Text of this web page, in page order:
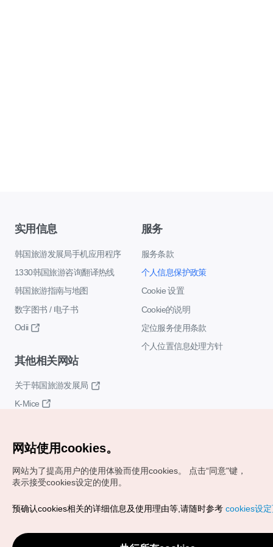
实用信息
韩国旅游发展局手机应用程序
1330韩国旅游咨询翻译热线
韩国旅游指南与地图
数字图书 / 电子书
Odii
服务
服务条款
个人信息保护政策
Cookie 设置
Cookie的说明
定位服务使用条款
个人位置信息处理方针
其他相关网站
关于韩国旅游发展局
K-Mice
Copyrights (c) 韩国旅游发展局版权所有
VISITKOREA官方邮箱
chnsim@knto.or.kr
网站使用cookies。
网站为了提高用户的使用体验而使用cookies。
点击“同意"键，
表示接受cookies设定的使用。
预确认cookies相关的详细信息及使用理由等,请随时参考 cookies设